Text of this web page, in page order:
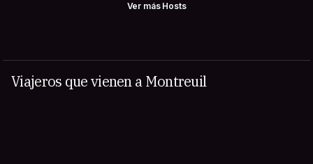
Ver más Hosts
Viajeros que vienen a Montreuil